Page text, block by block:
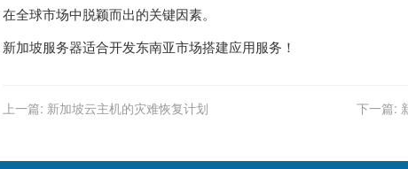
在全球市场中脱颖而出的关键因素。
新加坡服务器适合开发东南亚市场搭建应用服务！
上一篇: 新加坡云主机的灾难恢复计划 下一篇: